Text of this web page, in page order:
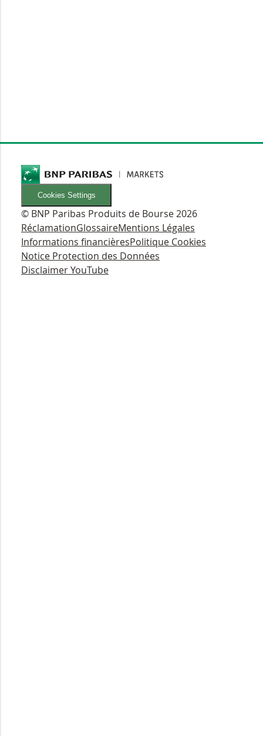
Cookies Settings
© BNP Paribas Produits de Bourse 2026
RéclamationGlossaireMentions Légales
Informations financièresPolitique Cookies
Notice Protection des Données
Disclaimer YouTube